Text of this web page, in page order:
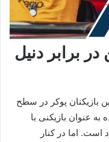
برابر دنیل
بازیکنان پوکر در سطح
عنوان بازیکنی با
اما در کنار